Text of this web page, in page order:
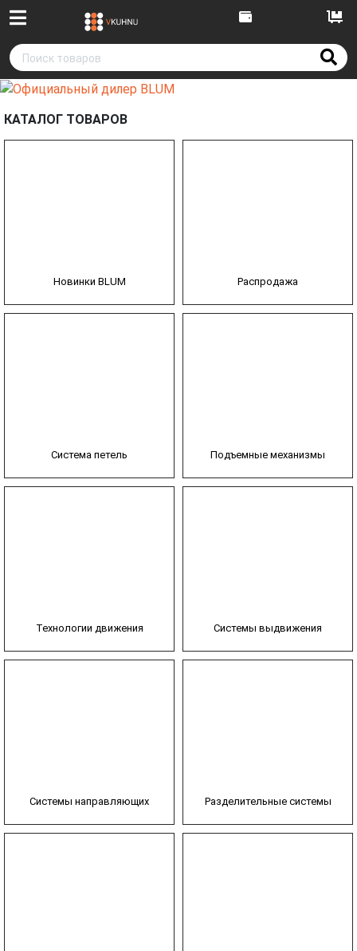
КАТАЛОГ ТОВАРОВ
Новинки BLUM Распродажа
Система петель Подъемные механизмы
Технологии движения Системы выдвижения
Системы направляющих Разделительные системы